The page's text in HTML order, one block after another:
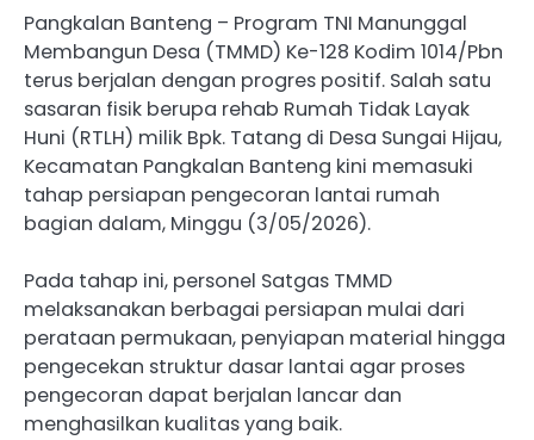
Pangkalan Banteng – Program TNI Manunggal
Membangun Desa (TMMD) Ke-128 Kodim 1014/Pbn
terus berjalan dengan progres positif. Salah satu
sasaran fisik berupa rehab Rumah Tidak Layak
Huni (RTLH) milik Bpk. Tatang di Desa Sungai Hijau,
Kecamatan Pangkalan Banteng kini memasuki
tahap persiapan pengecoran lantai rumah
bagian dalam, Minggu (3/05/2026).
Pada tahap ini, personel Satgas TMMD
melaksanakan berbagai persiapan mulai dari
perataan permukaan, penyiapan material hingga
pengecekan struktur dasar lantai agar proses
pengecoran dapat berjalan lancar dan
menghasilkan kualitas yang baik.